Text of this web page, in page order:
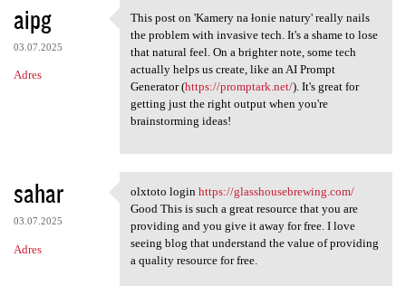
aipg
03.07.2025
Adres
This post on 'Kamery na łonie
This post on 'Kamery na łonie natury' really nails
the problem with invasive tech. It's a shame to lose
that natural feel. On a brighter note, some tech
actually helps us create, like an AI Prompt
Generator (https://promptark.net/). It's great for
getting just the right output when you're
brainstorming ideas!
sahar
03.07.2025
Adres
olxtoto login https:/
olxtoto login https://glasshousebrewing.com/
Good This is such a great resource that you are
providing and you give it away for free. I love
seeing blog that understand the value of providing
a quality resource for free.